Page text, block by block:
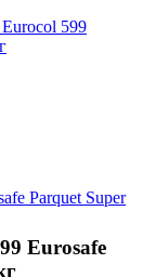
599
Eurosafe